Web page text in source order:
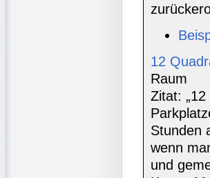
12
Raum
Zitat:
Stunden
wenn
und